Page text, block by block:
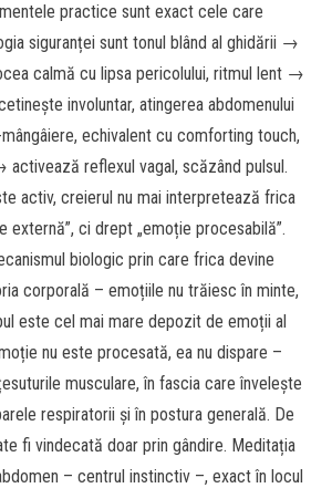
practice sunt exact cele care
siguranței sunt tonul blând al ghidării →
calmă cu lipsa pericolului, ritmul lent →
involuntar, atingerea abdomenului
echivalent cu comforting touch,
reflexul vagal, scăzând pulsul.
activ, creierul nu mai interpretează frica
externă”, ci drept „emoție procesabilă”.
biologic prin care frica devine
corporală – emoțiile nu trăiesc în minte,
este cel mai mare depozit de emoții al
nu este procesată, ea nu dispare –
musculare, în fascia care învelește
respiratorii și în postura generală. De
fi vindecată doar prin gândire. Meditația
– centrul instinctiv –, exact în locul